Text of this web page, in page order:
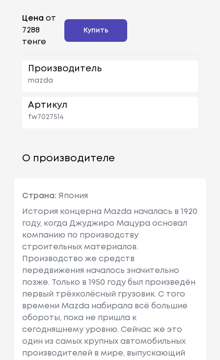
Цена от
7288
тенге
Купить
Производитель
mazda
Артикул
fw7027514
О производителе
Страна: Япония
История концерна Mazda началась в 1920
году, когда Джуджиро Мацура основал
компанию по производству
строительных материалов.
Производство же средств
передвижения началось значительно
позже. Только в 1950 году был произведён
первый трёхколёсный грузовик. С того
времени Mazda набирала всё большие
обороты, пока не пришла к
сегодняшнему уровню. Сейчас же это
один из самых крупных автомобильных
производителей в мире, выпускающий